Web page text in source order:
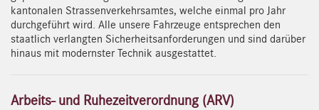
kantonalen Strassenverkehrsamtes, welche einmal pro Jahr
durchgeführt wird. Alle unsere Fahrzeuge entsprechen den
staatlich verlangten Sicherheitsanforderungen und sind darüber
hinaus mit modernster Technik ausgestattet.
Arbeits- und Ruhezeitverordnung (ARV)